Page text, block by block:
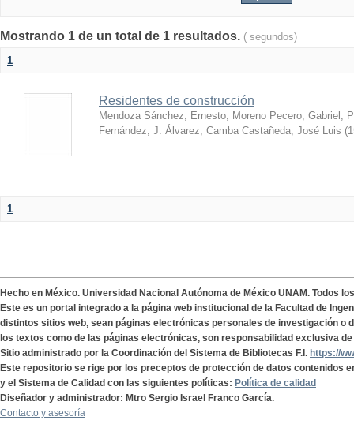
Mostrando 1 de un total de 1 resultados. ( segundos)
1
Residentes de construcción
Mendoza Sánchez, Ernesto; Moreno Pecero, Gabriel ;
Fernández, J. Álvarez; Camba Castañeda, José Luis (
1
Hecho en México. Universidad Nacional Autónoma de México UNAM. Todos
Este es un portal integrado a la página web institucional de la Facultad de
distintos sitios web, sean páginas electrónicas personales de investigación o
los textos como de las páginas electrónicas, son responsabilidad exclusiva
Sitio administrado por la Coordinación del Sistema de Bibliotecas F.I. https://
Este repositorio se rige por los preceptos de protección de datos contenidos
y el Sistema de Calidad con las siguientes políticas: Política de calidad
Diseñador y administrador: Mtro Sergio Israel Franco García.
Contacto y asesoría